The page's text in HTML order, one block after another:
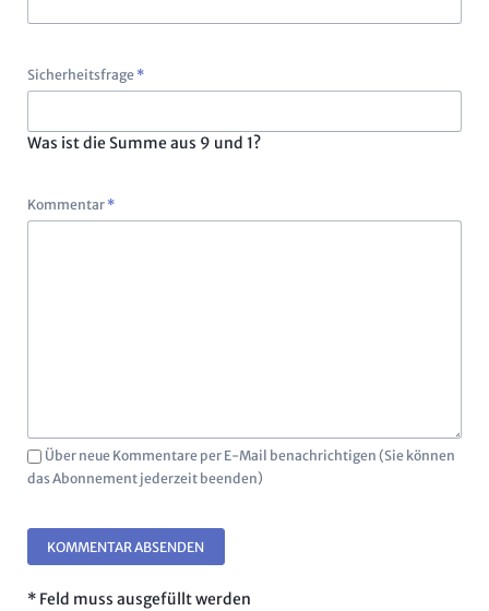
Pflichtfeld
Sicherheitsfrage *
Was ist die Summe aus 9 und 1?
Pflichtfeld
Kommentar *
Über neue Kommentare per E-Mail benachrichtigen (Sie können
das Abonnement jederzeit beenden)
KOMMENTAR ABSENDEN
* Feld muss ausgefüllt werden